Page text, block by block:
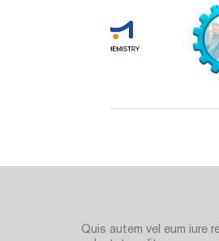
Quis autem vel eum iure